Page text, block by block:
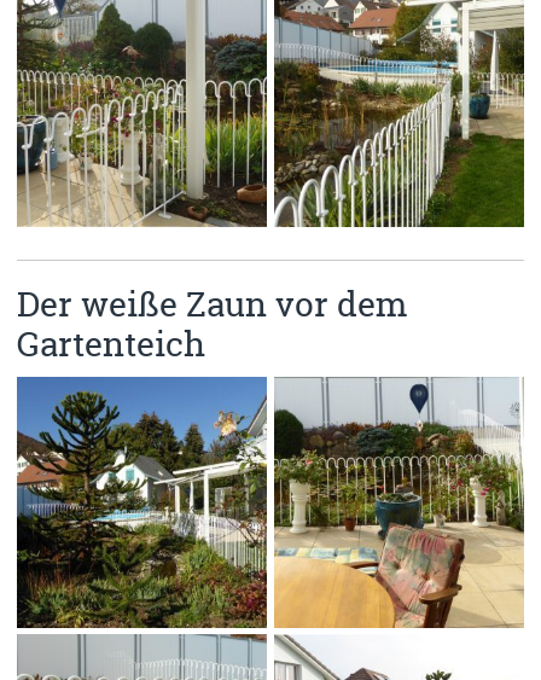
Der weiße Zaun vor dem
Gartenteich